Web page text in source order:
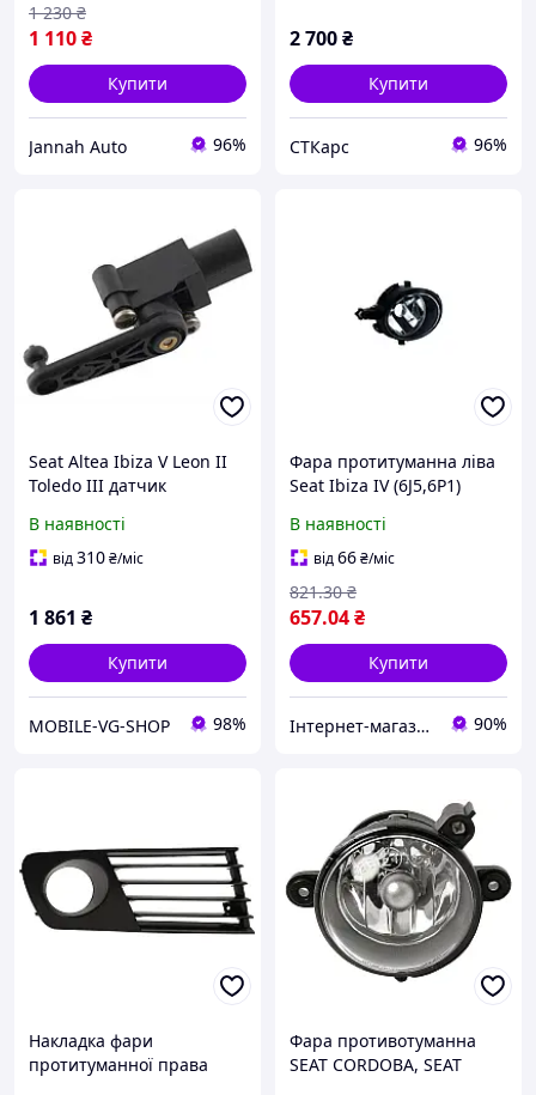
1 110₴
1 230 ₴
Купити
Jannah Auto 96%
2 700₴
Купити
СТКарс 96%
Seat Altea Ibiza V Leon II
Toledo III датчик
ксенонові лампи, арт. DA-
12949
В наявності
від310₴/міс
1 861 ₴
Купити
MOBILE-VG-SHOP 98%
Фара протитуманна ліва
Seat Ibiza IV (6J5,6P1)
2005-2012; Toledo III (5P2)
2004-2009
В наявності
від66₴/міс
657.04₴
821.30 ₴
Купити
Інтернет-магазин Prokuzov 90%
Накладка фари
протитуманної права
Фара противотуманна
SEAT CORDOBA, SEAT